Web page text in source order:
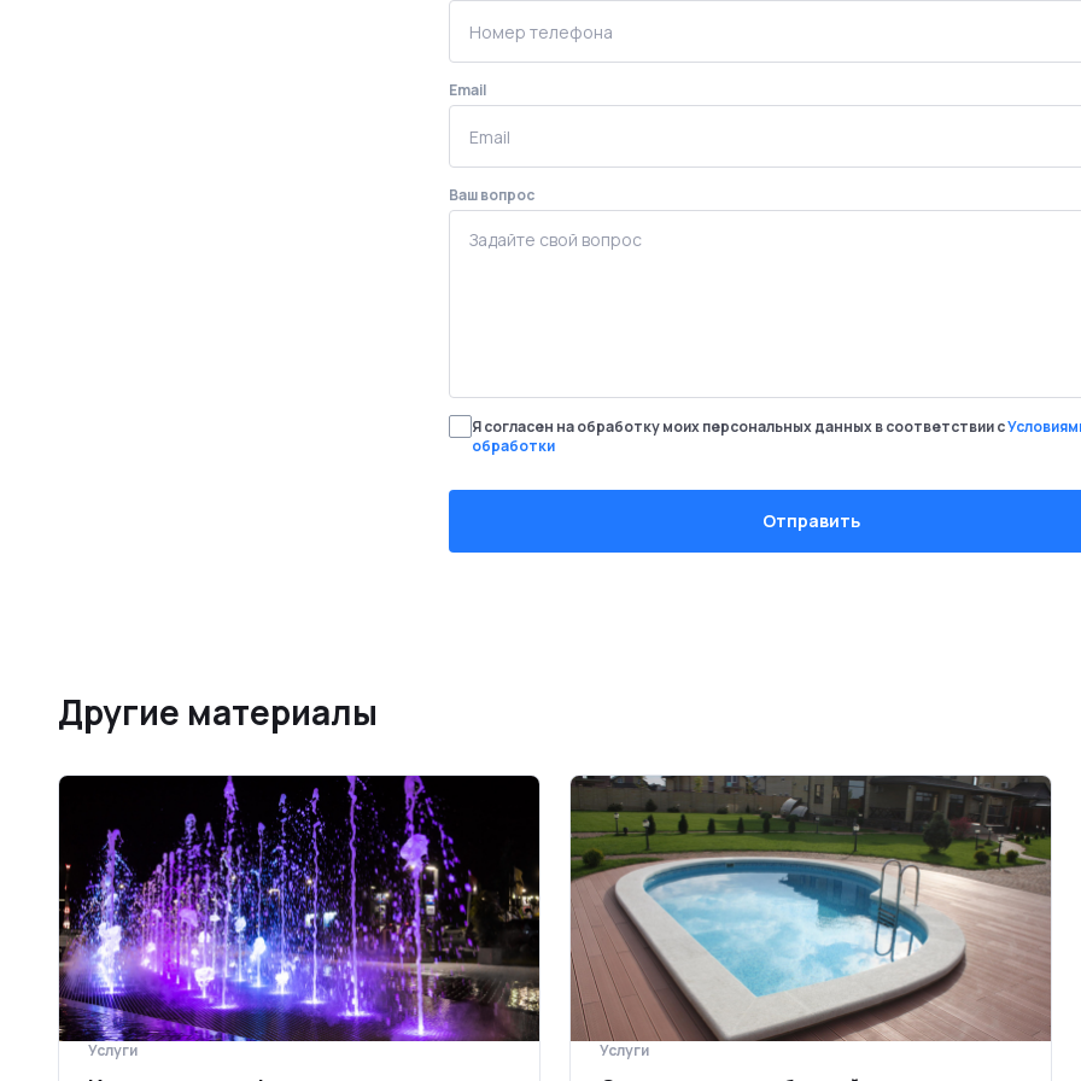
Email
Ваш вопрос
Я согласен на обработку моих персональных данных в соответствии с
обработки
Другие материалы
Услуги Услуги